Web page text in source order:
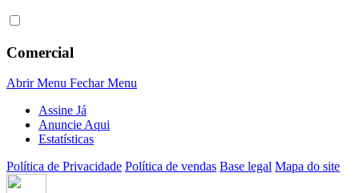
Comercial
Abrir Menu Fechar Menu
Assine Já
Anuncie Aqui
Estatísticas
Política de Privacidade Política de vendas Base legal Mapa do site